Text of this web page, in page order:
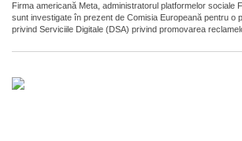
Firma americană Meta, administratorul platformelor sociale
sunt investigate în prezent de Comisia Europeană pentru o
privind Serviciile Digitale (DSA) privind promovarea